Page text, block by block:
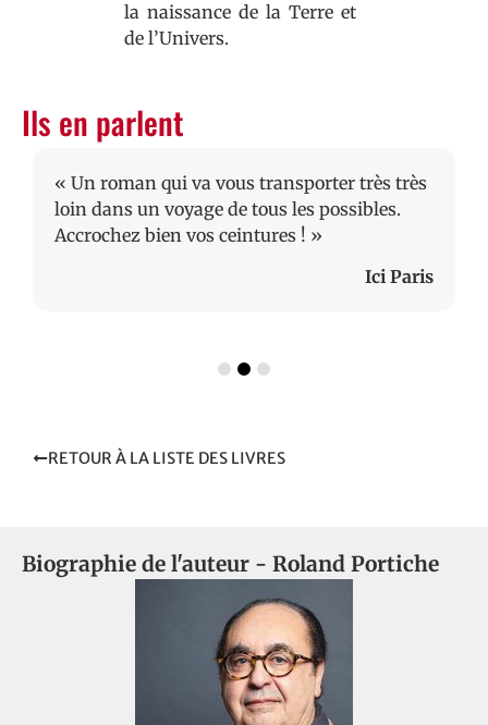
la naissance de la Terre et
de l’Univers.
Ils en parlent
« Un roman qui va vous transporter très très
loin dans un voyage de tous les possibles.
Accrochez bien vos ceintures ! »
Ici Paris
RETOUR À LA LISTE DES LIVRES
Biographie de l'auteur - Roland Portiche